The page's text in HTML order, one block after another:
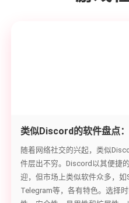
类似Discord的软件盘点
择指南
随着网络社交的兴起，类似
件层出不穷。Discord以其便捷
迎，但市场上类似软件众多，如
Telegram等，各有特色。选择